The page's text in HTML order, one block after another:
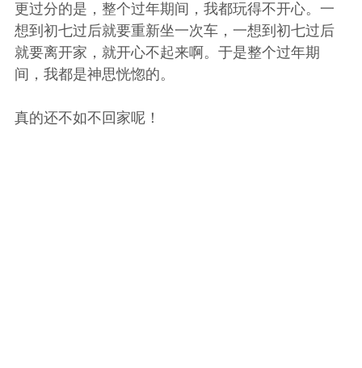
更过分的是，整个过年期间，我都玩得不开心。一
想到初七过后就要重新坐一次车，一想到初七过后
就要离开家，就开心不起来啊。于是整个过年期
间，我都是神思恍惚的。
真的还不如不回家呢！